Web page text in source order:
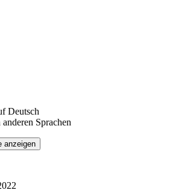
Deutsch
Sprachen
anzeigen